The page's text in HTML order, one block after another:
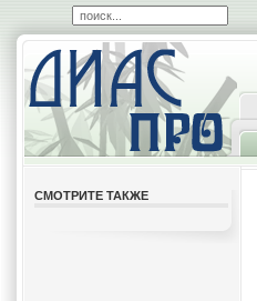
СМОТРИТЕ ТАКЖЕ